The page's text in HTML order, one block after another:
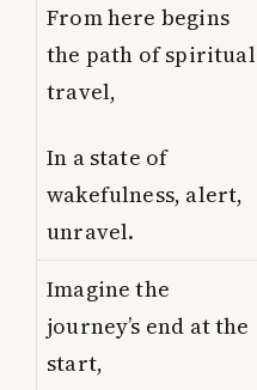
From here begins
the path of spiritual
travel,
In a state of
wakefulness, alert,
unravel.
Imagine the
journey’s end at the
start,